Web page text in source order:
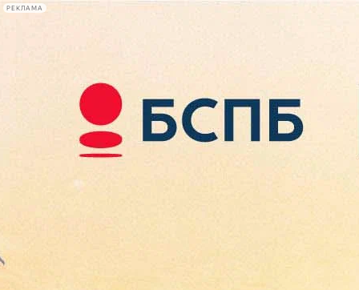
РЕКЛАМА
Сегодня:
2026.08.09
09:30
Афиша Plus